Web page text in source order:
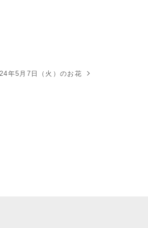
年5月7日（火）のお花